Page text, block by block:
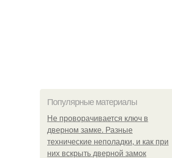
Популярные материалы
Не проворачивается ключ в
дверном замке. Разные
технические неполадки, и как при
них вскрыть дверной замок